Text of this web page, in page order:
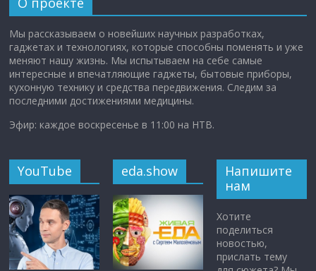
Мы рассказываем о новейших научных разработках,
гаджетах и технологиях, которые способны поменять и уже
меняют нашу жизнь. Мы испытываем на себе самые
интересные и впечатляющие гаджеты, бытовые приборы,
кухонную технику и средства передвижения. Следим за
последними достижениями медицины.
Эфир: каждое воскресенье в 11:00 на НТВ.
YouTube eda.show
Напишите
нам
Хотите
поделиться
новостью,
прислать тему